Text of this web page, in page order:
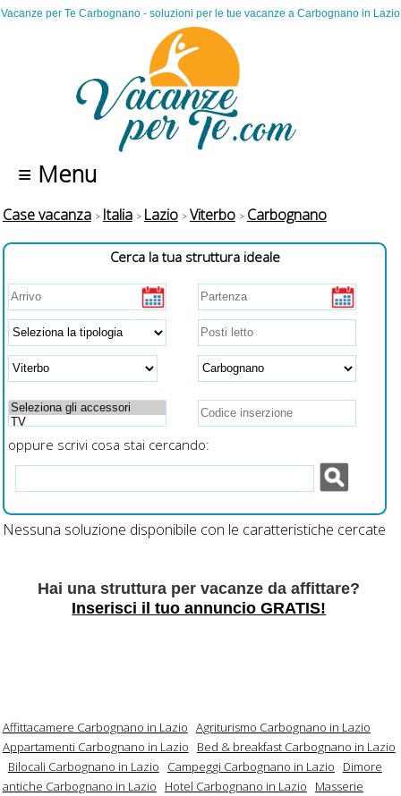
Vacanze per Te Carbognano - soluzioni per le tue vacanze a Carbognano in Lazio
≡ Menu
Case vacanza Italia Lazio Viterbo Carbognano
Cerca la tua struttura ideale
oppure scrivi cosa stai cercando:
Nessuna soluzione disponibile con le caratteristiche cercate
Hai una struttura per vacanze da affittare?
Inserisci il tuo annuncio GRATIS!
Affittacamere Carbognano in Lazio Agriturismo Carbognano in Lazio
Appartamenti Carbognano in Lazio
Bed & breakfast Carbognano in Lazio
Bilocali Carbognano in Lazio
Campeggi Carbognano in Lazio
Dimore
antiche Carbognano in Lazio
Hotel Carbognano in Lazio
Masserie